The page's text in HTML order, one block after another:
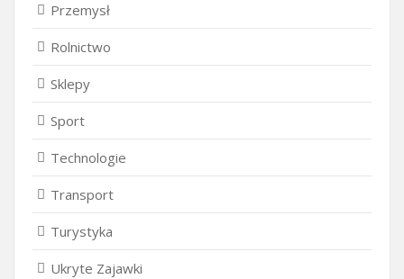
Przemysł
Rolnictwo
Sklepy
Sport
Technologie
Transport
Turystyka
Ukryte Zajawki